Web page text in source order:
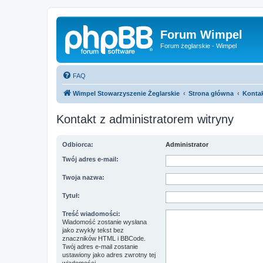
Forum Wimpel
Forum żeglarskie - Wimpel
FAQ
Wimpel Stowarzyszenie Żeglarskie Strona główna
Kontakt z administratorem witryny
Odbiorca: Administrator
Twój adres e-mail:
Twoja nazwa:
Tytuł:
Treść wiadomości:
Wiadomość zostanie wysłana
jako zwykły tekst bez
znaczników HTML i BBCode.
Twój adres e-mail zostanie
ustawiony jako adres zwrotny tej